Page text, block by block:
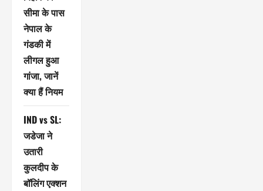
सीमा के पास
नेपाल के
गंडकी में
लीगल हुआ
गांजा, जानें
क्या हैं नियम
IND vs SL:
जडेजा ने
उतारी
कुलदीप के
बॉलिंग एक्शन